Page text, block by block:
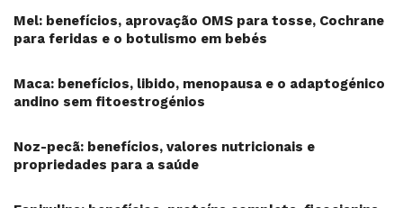
Mel: benefícios, aprovação OMS para tosse, Cochrane
para feridas e o botulismo em bebés
Maca: benefícios, libido, menopausa e o adaptogénico
andino sem fitoestrogénios
Noz-pecã: benefícios, valores nutricionais e
propriedades para a saúde